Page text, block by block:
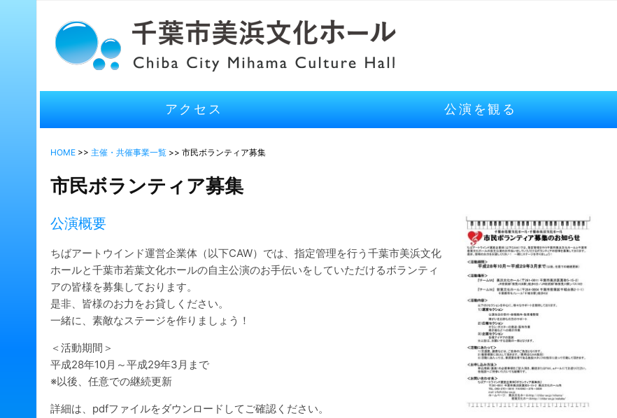
アクセス 公演を観る
HOME >> 主催・共催事業一覧 >> 市民ボランティア募集
市民ボランティア募集
公演概要
ちばアートウインド運営企業体（以下CAW）では、指定管理を行う千葉市美浜文化
ホールと千葉市若葉文化ホールの自主公演のお手伝いをしていただけるボランティ
アの皆様を募集しております。
是非、皆様のお力をお貸しください。
一緒に、素敵なステージを作りましょう！
＜活動期間＞
平成28年10月～平成29年3月まで
※以後、任意での継続更新
詳細は、pdfファイルをダウンロードしてご確認ください。